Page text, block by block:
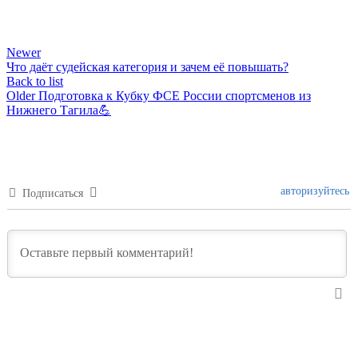
Newer
Что даёт судейская категория и зачем её повышать?
Back to list
Older Подготовка к Кубку ФСЕ России спортсменов из
Нижнего Тагила💪
Подписаться авторизуйтесь